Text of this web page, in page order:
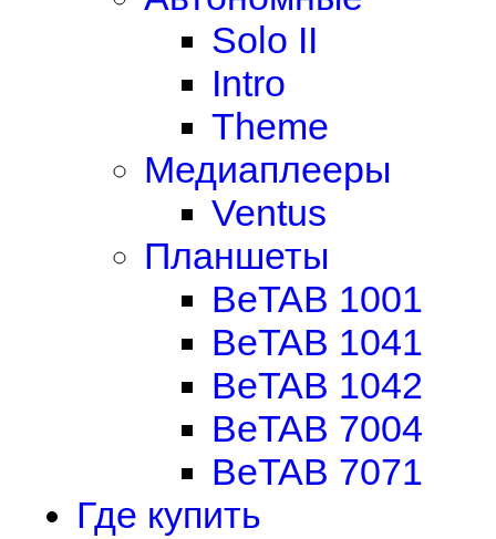
Solo II
Intro
Theme
Медиаплееры
Ventus
Планшеты
BeTAB 1001
BeTAB 1041
BeTAB 1042
BeTAB 7004
BeTAB 7071
Где купить